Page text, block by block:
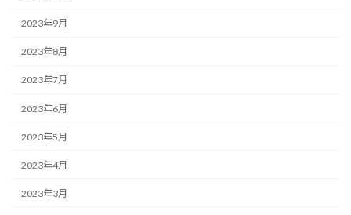
2023年9月
2023年8月
2023年7月
2023年6月
2023年5月
2023年4月
2023年3月